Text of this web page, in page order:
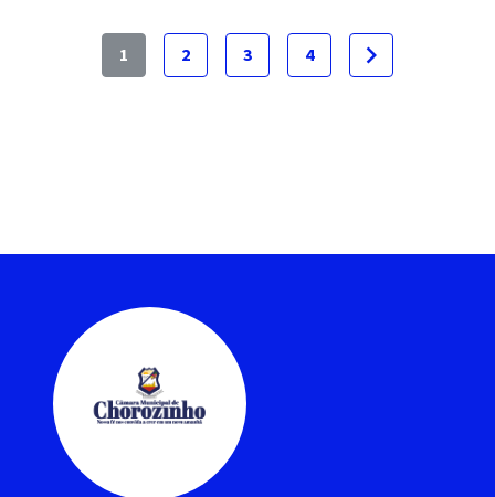
1 2 3 4 navigate_next